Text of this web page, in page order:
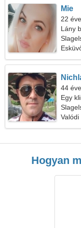
Mie
22
Lány
44
Egy
Hogyan